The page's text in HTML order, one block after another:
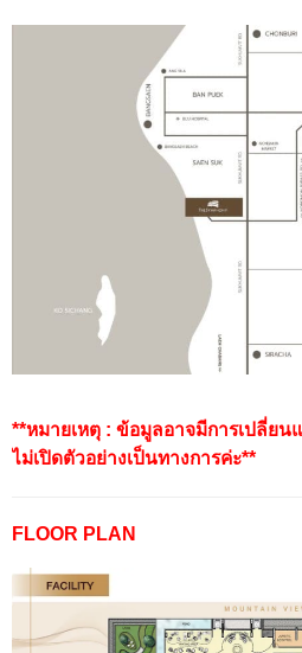
**หมายเหตุ : ข้อมูลอาจมีการเปลี่ยน
ไม่เปิดตัวอย่างเป็นทางการค่ะ**
FLOOR PLAN